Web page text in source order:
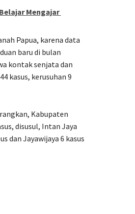
Mengajar
Papua, karena data
baru di bulan
kontak senjata dan
kasus, kerusuhan 9
Kabupaten
disusul, Intan Jaya
dan Jayawijaya 6 kasus